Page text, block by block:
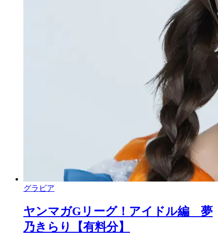
グラビア
ヤンマガGリーグ！アイドル編 夢
乃きらり【有料分】